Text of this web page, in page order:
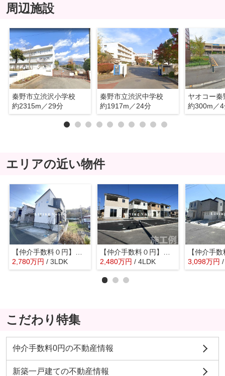
周辺施設
秦野市立渋沢小学校
約2315m／29分
秦野市立渋沢中学校
約1917m／24分
ヤオコー秦
約300m／
エリアの近い物件
【仲介手数料０円】秦野市今泉 中古一戸建て
2,780万円 / 3LDK
【仲介手数料０円】秦野市羽根第1 新築一戸建て 全3棟
2,480万円 / 4LDK 3,098万円
こだわり特集
仲介手数料0円の不動産情報
新築一戸建ての不動産情報